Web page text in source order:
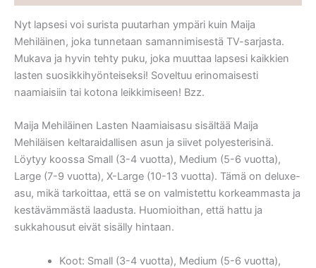
Nyt lapsesi voi surista puutarhan ympäri kuin Maija
Mehiläinen, joka tunnetaan samannimisestä TV-sarjasta.
Mukava ja hyvin tehty puku, joka muuttaa lapsesi kaikkien
lasten suosikkihyönteiseksi! Soveltuu erinomaisesti
naamiaisiin tai kotona leikkimiseen! Bzz.
Maija Mehiläinen Lasten Naamiaisasu sisältää Maija
Mehiläisen keltaraidallisen asun ja siivet polyesterisinä.
Löytyy koossa Small (3-4 vuotta), Medium (5-6 vuotta),
Large (7-9 vuotta), X-Large (10-13 vuotta). Tämä on deluxe-
asu, mikä tarkoittaa, että se on valmistettu korkeammasta ja
kestävämmästä laadusta. Huomioithan, että hattu ja
sukkahousut eivät sisälly hintaan.
Koot: Small (3-4 vuotta), Medium (5-6 vuotta),